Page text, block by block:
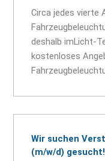
Circa jedes
deshalb imLicht-
kostenloses
Wir suchen
(m/w/d) gesucht!